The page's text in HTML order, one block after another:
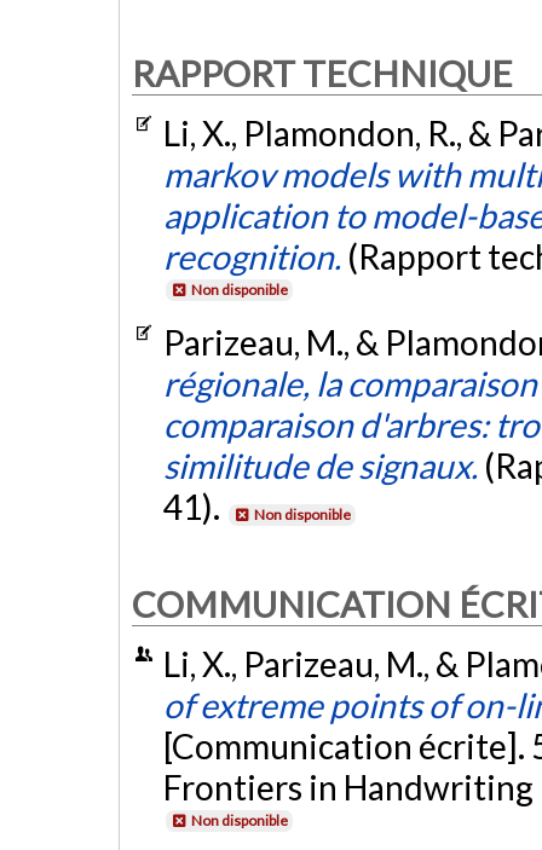
RAPPORT TECHNIQUE
Li, X., Plamondon, R., &
markov models with
application to model-
recognition. (Rapport
Non disponible
Parizeau, M., &
régionale, la
comparaison d'arbres:
similitude de signaux.
41).
Non disponible
COMMUNICATION
Li, X., Parizeau, M., &
of extreme points of on-
[Communication
Frontiers in Handwriting
Non disponible